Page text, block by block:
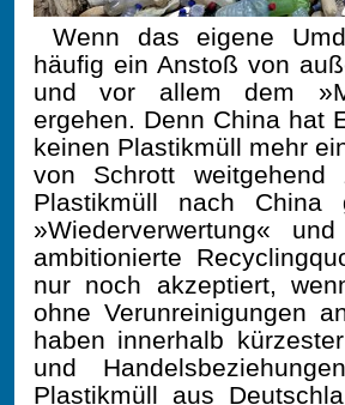
Wenn das eigene
häufig ein Anstoß von
und vor allem dem
ergehen. Denn China hat
keinen Plastikmüll mehr
von Schrott
Plastikmüll nach
»Wiederverwertung«
ambitionierte
nur noch akzeptiert,
ohne Verunreinigungen
haben innerhalb
und
Plastikmüll aus